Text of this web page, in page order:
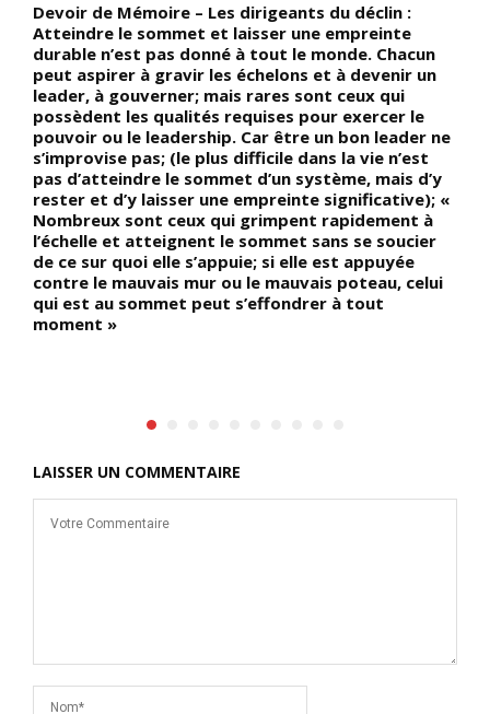
Devoir de Mémoire – Les dirigeants du déclin :
Atteindre le sommet et laisser une empreinte
durable n’est pas donné à tout le monde. Chacun
peut aspirer à gravir les échelons et à devenir un
leader, à gouverner; mais rares sont ceux qui
possèdent les qualités requises pour exercer le
pouvoir ou le leadership. Car être un bon leader ne
s’improvise pas; (le plus difficile dans la vie n’est
pas d’atteindre le sommet d’un système, mais d’y
rester et d’y laisser une empreinte significative); «
Nombreux sont ceux qui grimpent rapidement à
l’échelle et atteignent le sommet sans se soucier
de ce sur quoi elle s’appuie; si elle est appuyée
contre le mauvais mur ou le mauvais poteau, celui
qui est au sommet peut s’effondrer à tout
moment »
LAISSER UN COMMENTAIRE